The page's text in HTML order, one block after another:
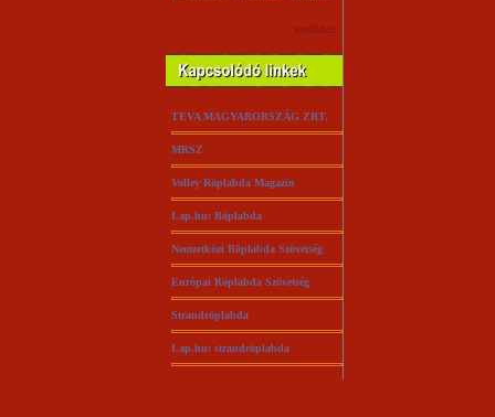
tovább:::
TEVA MAGYARORSZÁG ZRT.
MRSZ
Volley Röplabda Magazin
Lap.hu: Röplabda
Nemzetközi Röplabda Szövetség
Európai Röplabda Szövetség
Strandröplabda
Lap.hu: strandröplabda